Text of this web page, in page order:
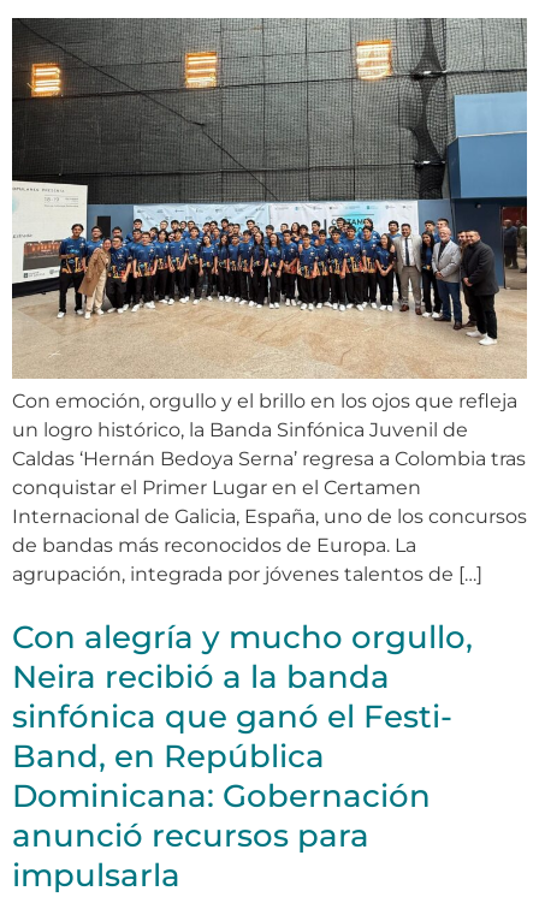
Con emoción, orgullo y el brillo en los ojos que refleja
un logro histórico, la Banda Sinfónica Juvenil de
Caldas ‘Hernán Bedoya Serna’ regresa a Colombia tras
conquistar el Primer Lugar en el Certamen
Internacional de Galicia, España, uno de los concursos
de bandas más reconocidos de Europa. La
agrupación, integrada por jóvenes talentos de […]
Con alegría y mucho orgullo,
Neira recibió a la banda
sinfónica que ganó el Festi-
Band, en República
Dominicana: Gobernación
anunció recursos para
impulsarla